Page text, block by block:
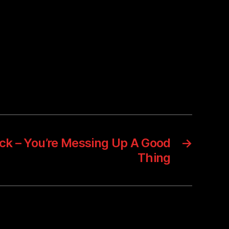
→
– You’re Messing Up A Good
Thing